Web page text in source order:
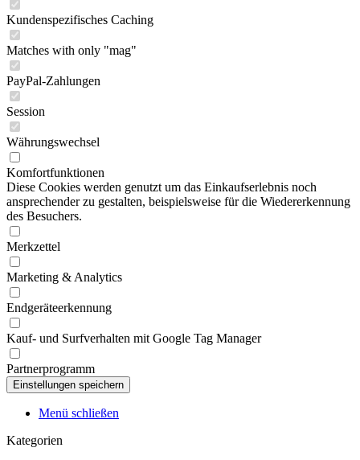
Kundenspezifisches Caching
Matches with only "mag"
PayPal-Zahlungen
Session
Währungswechsel
Komfortfunktionen
Diese Cookies werden genutzt um das Einkaufserlebnis noch
ansprechender zu gestalten, beispielsweise für die Wiedererkennung
des Besuchers.
Merkzettel
Marketing & Analytics
Endgeräteerkennung
Kauf- und Surfverhalten mit Google Tag Manager
Partnerprogramm
Menü schließen
Kategorien